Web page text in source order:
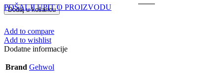
Dodaj u košaricu
POŠALJI UPIT O PROIZVODU
Add to compare
Add to wishlist
Dodatne informacije
Brand Gehwol